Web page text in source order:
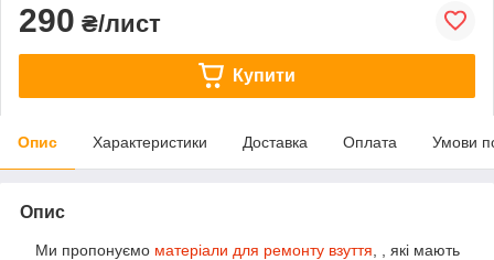
290 ₴/лист
Купити
Опис Характеристики Доставка Оплата Умови
Опис
Ми пропонуємо матеріали для ремонту взуття , , які мають